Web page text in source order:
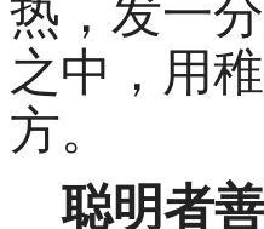
热，发一
之中，用
方。
聪明者